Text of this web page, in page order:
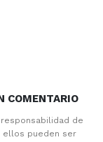
COMENTARIO
de
ellos pueden ser